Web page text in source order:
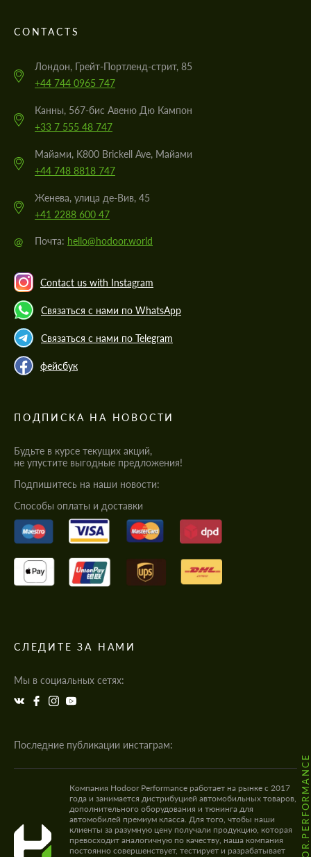
CONTACTS
Лондон, Грейт-Портленд-стрит, 85
+44 744 0965 747
Канны, 567-бис Авеню Дю Кампон
+33 7 555 48 747
Майами, K800 Brickell Ave, Майами
+44 748 8818 747
Женева, улица де-Вив, 45
+41 2288 600 47
@ Почта: hello@hodoor.world
Contact us with Instagram
Связаться с нами по WhatsApp
Связаться с нами по Telegram
фейсбук
ПОДПИСКА НА НОВОСТИ
Будьте в курсе текущих акций,
не упустите выгодные предложения!
Подпишитесь на наши новости:
Cпособы оплаты и доставки
СЛЕДИТЕ ЗА НАМИ
Мы в социальных сетях:
Последние публикации инстаграм:
Компания Hodoor Performance работает на рынке с 2017
года и занимается дистрибуцией автомобильных товаров,
дополнительного оборудования и тюнинга для
автомобилей премиум класса. Для того, чтобы наши
клиенты за разумную цену получали продукцию, которая
превосходит аналогичную по качеству, наша компания
постоянно совершенствует, тестирует и разрабатывает